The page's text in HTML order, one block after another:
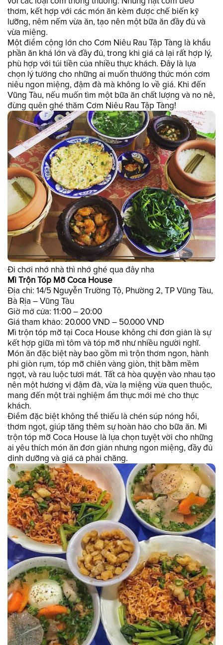
thơm, kết hợp với các món ăn kèm được chế biến kỹ
lưỡng, nêm nếm vừa ăn, tạo nên một bữa ăn đầy đủ và
vừa miệng.
Một điểm cộng lớn cho Cơm Niêu Rau Tập Tàng là khẩu
phần ăn khá lớn và đầy đủ, trong khi giá cả lại rất hợp lý,
phù hợp với túi tiền của nhiều thực khách. Đây là lựa
chọn lý tưởng cho những ai muốn thưởng thức món cơm
niêu ngon miệng, đậm đà mà không lo về giá. Khi đến
Vũng Tàu, nếu muốn tìm một bữa ăn chất lượng và no nê,
đừng quên ghé thăm Cơm Niêu Rau Tập Tàng!
Đi chơi nhớ nhà thì nhớ ghé qua đây nha
Mì Trộn Tóp Mỡ Coca House
Địa chỉ: 14/5 Nguyễn Trường Tộ, Phường 2, TP Vũng Tàu,
Bà Rịa – Vũng Tàu
Giờ mở cửa: 11:00 – 20:00
Giá tham khảo: 20.000 VND – 50.000 VND
Mì trộn tóp mỡ tại Coca House không chỉ đơn giản là sự
kết hợp giữa mì tôm và tóp mỡ như nhiều người nghĩ.
Món ăn đặc biệt này bao gồm mì trộn thơm ngon, hành
phi giòn rụm, tóp mỡ chiên vàng giòn, thịt bằm mềm
ngọt, và rau luộc tươi mát. Tất cả hòa quyện vào nhau tạo
nên một hương vị đậm đà, vừa lạ miệng vừa quen thuộc,
mang đến một trải nghiệm ẩm thực mới mẻ cho thực
khách.
Điểm đặc biệt không thể thiếu là chén súp nóng hổi,
thơm ngọt, giúp tăng thêm sự hoàn hảo cho bữa ăn. Mì
trộn tóp mỡ Coca House là lựa chọn tuyệt vời cho những
ai yêu thích món ăn đơn giản nhưng ngon miệng, đầy đủ
dinh dưỡng và giá cả phải chăng.